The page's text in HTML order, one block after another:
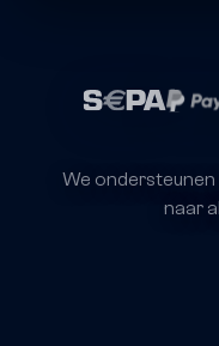
We ondersteunen
naar